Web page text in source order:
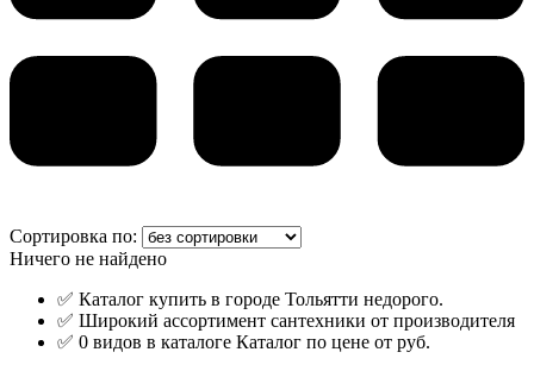
Сортировка по:
Ничего не найдено
✅ Каталог купить в городе Тольятти недорого.
✅ Широкий ассортимент сантехники от производителя
✅ 0 видов в каталоге Каталог по цене от руб.